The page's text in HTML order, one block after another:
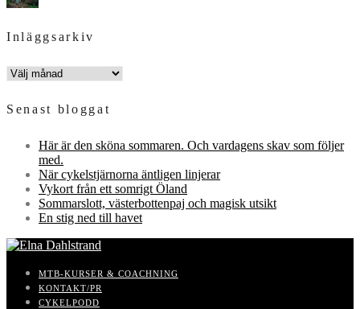
Inläggsarkiv
INLÄGGSARKIV
Senast bloggat
Här är den sköna sommaren. Och vardagens skav som följer
med.
När cykelstjärnorna äntligen linjerar
Vykort från ett somrigt Öland
Sommarslott, västerbottenpaj och magisk utsikt
En stig ned till havet
MTB-KURSER & COACHNING
KONTAKT/PR
CYKELPODD